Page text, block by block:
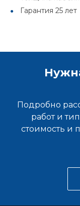
Гарантия 25 лет
Подробно
работ и
стоимость и